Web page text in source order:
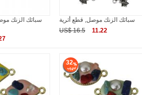
سبائك الزنك
سبائك الزنك موصل, قطع أثرية
US$ 16.5
11.22
32